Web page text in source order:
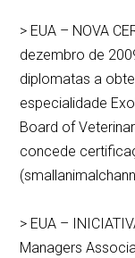
> EUA – NOVA
dezembro de
diplomatas a
especialidade
Board of
concede
> EUA –
Managers